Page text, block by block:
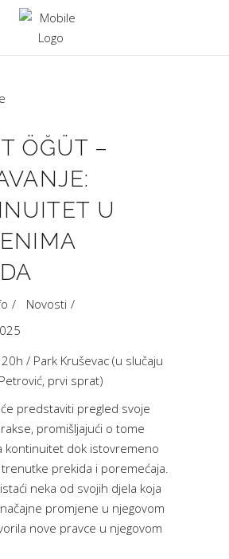
ÖĞÜT –
U
Novosti
/ Park Kruševac (u slučaju
prvi sprat)
predstaviti pregled svoje
promišljajući o tome
kontinuitet dok istovremeno
trenutke prekida i poremećaja.
neka od svojih djela koja
promjene u njegovom
nove pravce u njegovom